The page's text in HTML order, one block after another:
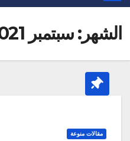
الشهر: سبتمبر 2021
مقالات منوعة